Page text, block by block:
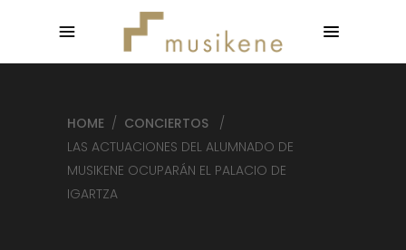
HOME / CONCIERTOS
/
LAS ACTUACIONES DEL ALUMNADO DE
MUSIKENE OCUPARÁN EL PALACIO DE
IGARTZA